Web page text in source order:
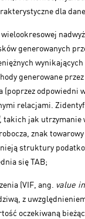
dla
generowanych
generowane
odpowiedni
relacjami.
, takich jak utrzymanie
znak
struktury
się TAB;
(VIF, ang. value
z
oczekiwaną